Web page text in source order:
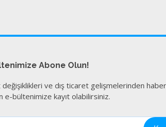
Abone Olun!
ve dış ticaret gelişmelerinden
e-bültenimize kayıt olabilirsiniz.